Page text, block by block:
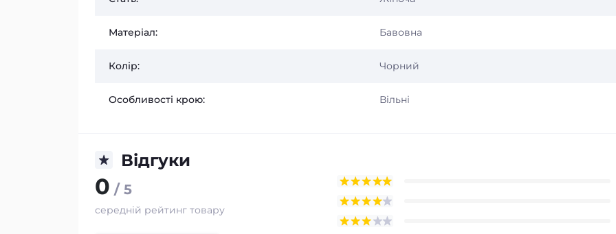
Матеріал: Бавовна
Колір: Чорний
Особливості крою: Вільні
Відгуки
0 / 5
середній рейтинг товару